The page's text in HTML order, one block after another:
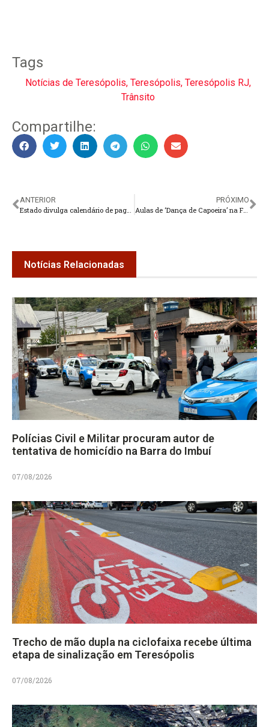
Tags
Notícias de Teresópolis, Teresópolis, Teresópolis RJ,
Trânsito
Compartilhe:
ANTERIOR
Estado divulga calendário de pagamento dos servidores para 2026
PRÓXIMO
Aulas de ‘Dança de Capoeira’ na Fazenda Ermitage
Notícias Relacionadas
Polícias Civil e Militar procuram autor de
tentativa de homicídio na Barra do Imbuí
07/08/2026
Trecho de mão dupla na ciclofaixa recebe última
etapa de sinalização em Teresópolis
07/08/2026